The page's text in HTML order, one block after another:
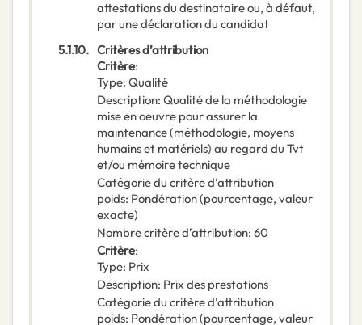
attestations du destinataire ou, à défaut,
par une déclaration du candidat
5.1.10. Critères d’attribution
Critère:
Type: Qualité
Description: Qualité de la méthodologie
mise en oeuvre pour assurer la
maintenance (méthodologie, moyens
humains et matériels) au regard du Tvt
et/ou mémoire technique
Catégorie du critère d’attribution
poids: Pondération (pourcentage, valeur
exacte)
Nombre critère d’attribution: 60
Critère:
Type: Prix
Description: Prix des prestations
Catégorie du critère d’attribution
poids: Pondération (pourcentage, valeur